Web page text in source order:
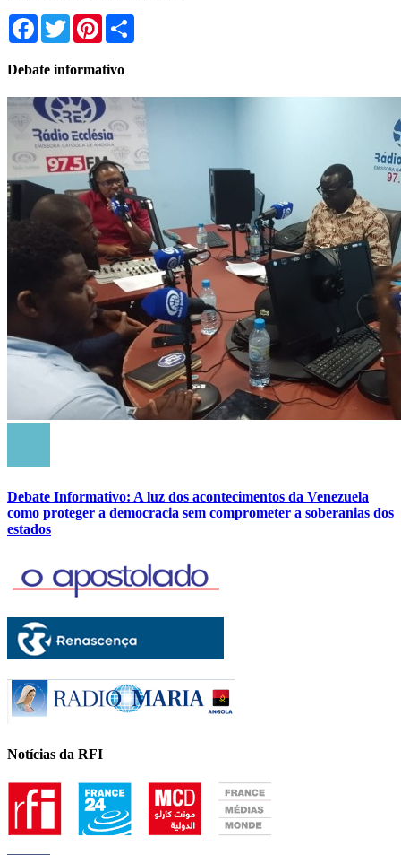
Facebook
TwitterPinterest
Debate informativo
Debate Informativo: A luz dos acontecimentos da Venezuela
como proteger a democracia sem comprometer a soberanias dos
estados
Notícias da RFI